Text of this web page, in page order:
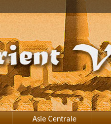
Asie Centrale